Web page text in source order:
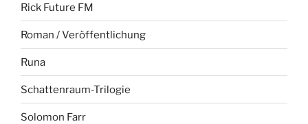
Rick Future FM
Roman / Veröffentlichung
Runa
Schattenraum-Trilogie
Solomon Farr